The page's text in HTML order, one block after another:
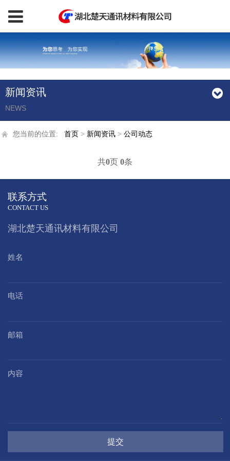
新闻资讯
NEWS
您当前的位置:首页 > 新闻资讯>公司动态
共0页 0条
联系方式
CONTACT US
湖北楚天通讯材料有限公司
姓名
电话
邮箱
内容
提交